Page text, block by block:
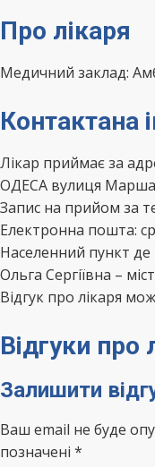
Про лікаря
Медичний заклад:
Контактана
Лікар приймає за
ОДЕСА вулиця
Запис на прийом за
Електронна пошта:
Населенний пункт
Ольга Сергіївна –
Відгук про лікаря
Відгуки про
Залишити
Ваш email не буде
позначені *